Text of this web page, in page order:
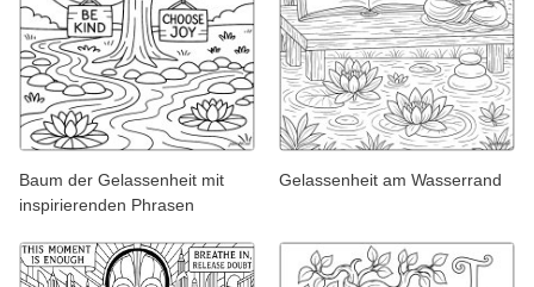
Baum der Gelassenheit mit
inspirierenden Phrasen
Gelassenheit am Wasserrand